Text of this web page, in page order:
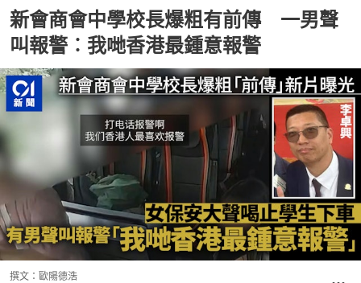
新會商會中學校長爆粗有前傳 一男聲
叫報警︰我哋香港最鍾意報警
撰文： 歐陽德浩